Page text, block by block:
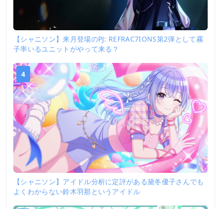
【シャニソン】来月登場のPJ: REFRAC7IONS第2弾として霧
子率いるユニットがやって来る？
4
【シャニソン】アイドル分析に定評がある黛冬優子さんでも
よくわからない鈴木羽那というアイドル